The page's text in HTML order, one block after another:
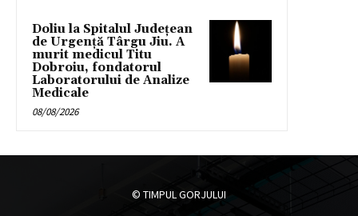
Doliu la Spitalul Județean
de Urgență Târgu Jiu. A
murit medicul Titu
Dobroiu, fondatorul
Laboratorului de Analize
Medicale
08/08/2026
© TIMPUL GORJULUI